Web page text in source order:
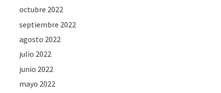
octubre 2022
septiembre 2022
agosto 2022
julio 2022
junio 2022
mayo 2022